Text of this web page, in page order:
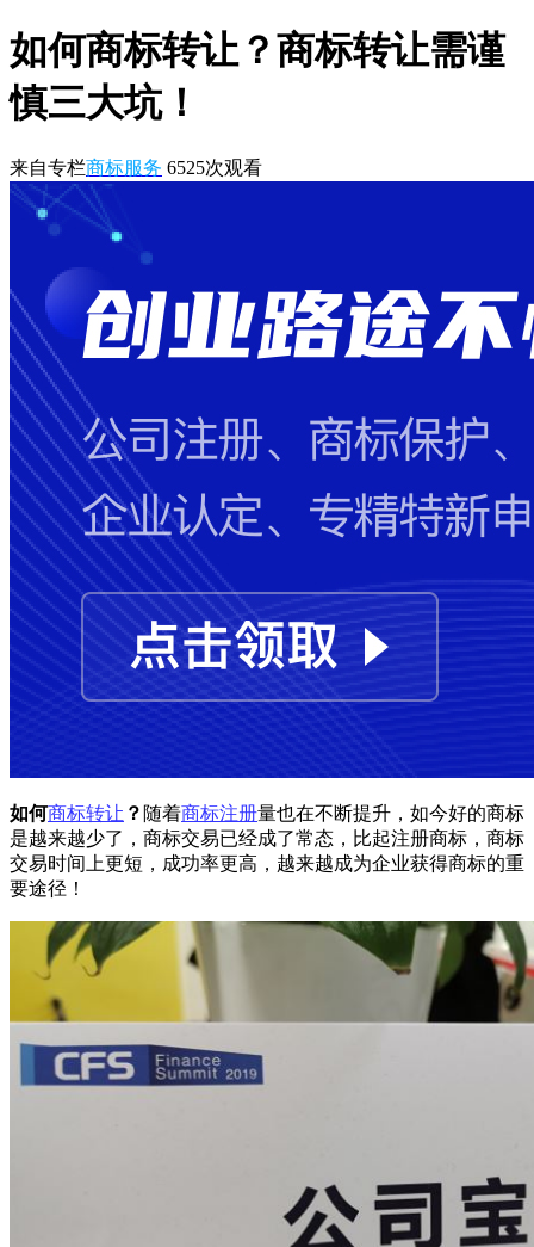
如何商标转让？商标转让需谨
慎三大坑！
来自专栏商标服务 6525次观看
如何商标转让 ？ 随着商标注册量也在不断提升，如今好的商标
是越来越少了，商标交易已经成了常态，比起注册商标，商标
交易时间上更短，成功率更高，越来越成为企业获得商标的重
要途径！